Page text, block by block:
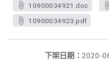
10900034921.doc
10900034923.pdf
下架日期： 2020-